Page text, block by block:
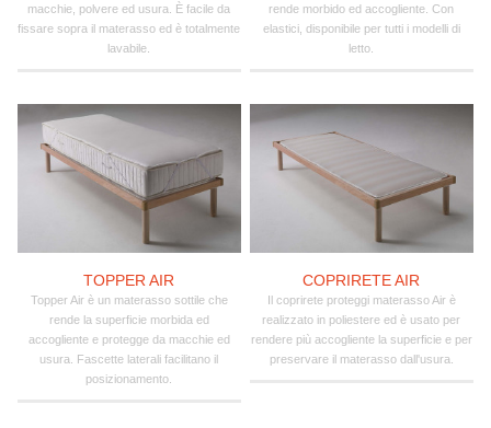
macchie, polvere ed usura. È facile da
fissare sopra il materasso ed è totalmente
lavabile.
rende morbido ed accogliente. Con
elastici, disponibile per tutti i modelli di
letto.
TOPPER AIR
Topper Air è un materasso sottile che
rende la superficie morbida ed
accogliente e protegge da macchie ed
usura. Fascette laterali facilitano il
posizionamento.
COPRIRETE AIR
Il coprirete proteggi materasso Air è
realizzato in poliestere ed è usato per
rendere più accogliente la superficie e per
preservare il materasso dall'usura.